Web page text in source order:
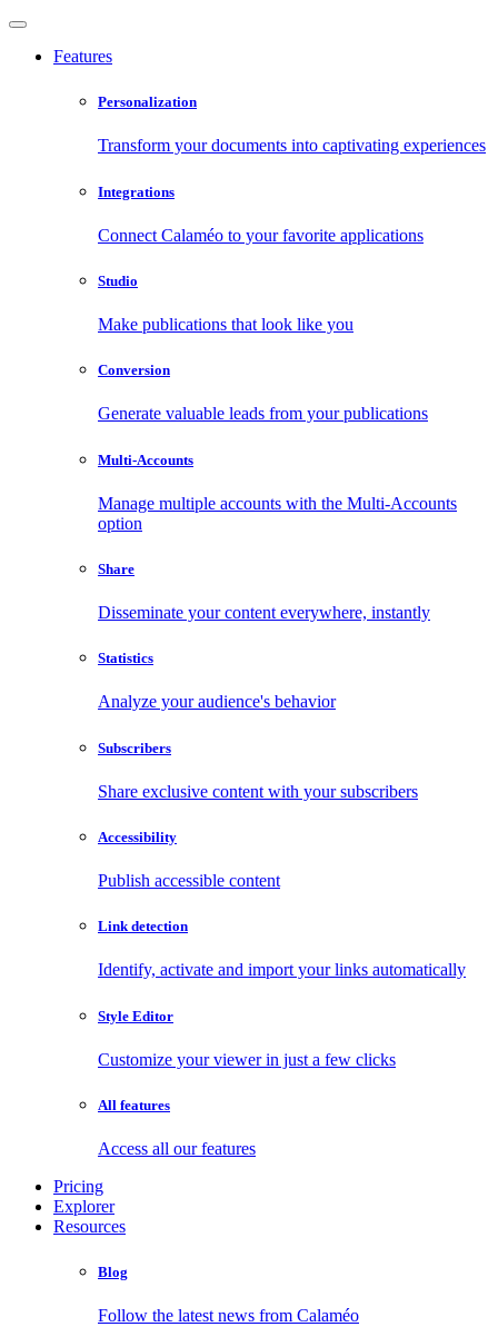
Features
Personalization
Transform your documents into captivating experiences
Integrations
Connect Calaméo to your favorite applications
Studio
Make publications that look like you
Conversion
Generate valuable leads from your publications
Multi-Accounts
Manage multiple accounts with the Multi-Accounts
option
Share
Disseminate your content everywhere, instantly
Statistics
Analyze your audience's behavior
Subscribers
Share exclusive content with your subscribers
Accessibility
Publish accessible content
Link detection
Identify, activate and import your links automatically
Style Editor
Customize your viewer in just a few clicks
All features
Access all our features
Pricing
Explorer
Resources
Blog
Follow the latest news from Calaméo